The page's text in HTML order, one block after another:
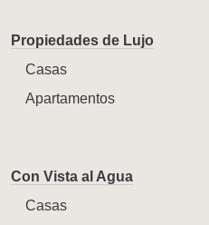
Propiedades de Lujo
Casas
Apartamentos
Con Vista al Agua
Casas